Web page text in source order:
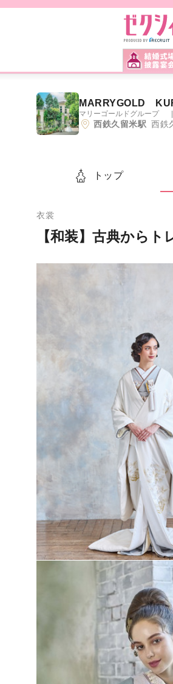
MARRYGOLD
マリーゴールドグループ
西鉄久留米駅 西鉄
トップ
【和装】古典から
衣裳